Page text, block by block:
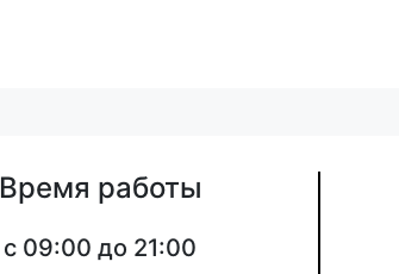
Время работы
c 09:00 до 21:00